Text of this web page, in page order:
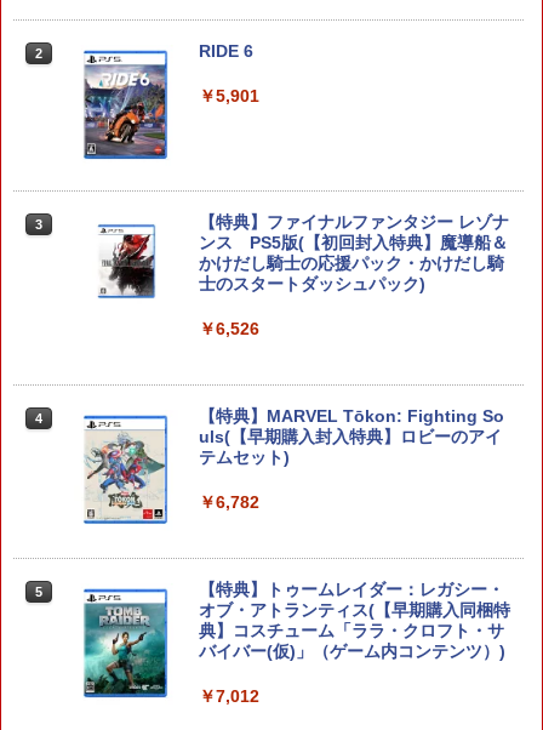
ンザ [BEE-P-AAACA NSW2 ドンキ-コン
【特典】ブリガンダイン アビス Switc
h2版(【初回外付特典】スターターガイ
ドブック)
￥8,118
4
在庫あり[メール便OK]【新品】Samsun
g microSD Express Card 256GB for Ni
ntendo Switch 2 (スイッチ2)
￥8,200
5
ダービースタリオン2 【Switch2】 POT-
P-AB73A
￥8,582
2 RIDE 6
￥5,901
3
【特典】ファイナルファンタジー レゾナ
ンス PS5版(【初回封入特典】魔導船＆
かけだし騎士の応援パック・かけだし騎
士のスタートダッシュパック)
￥6,526
4
【特典】MARVEL Tōkon: Fighting So
uls(【早期購入封入特典】ロビーのアイ
テムセット)
￥6,782
5
【特典】トゥームレイダー：レガシー・
オブ・アトランティス(【早期購入同梱特
典】コスチューム「ララ・クロフト・サ
バイバー(仮)」（ゲーム内コンテンツ）)
￥7,012